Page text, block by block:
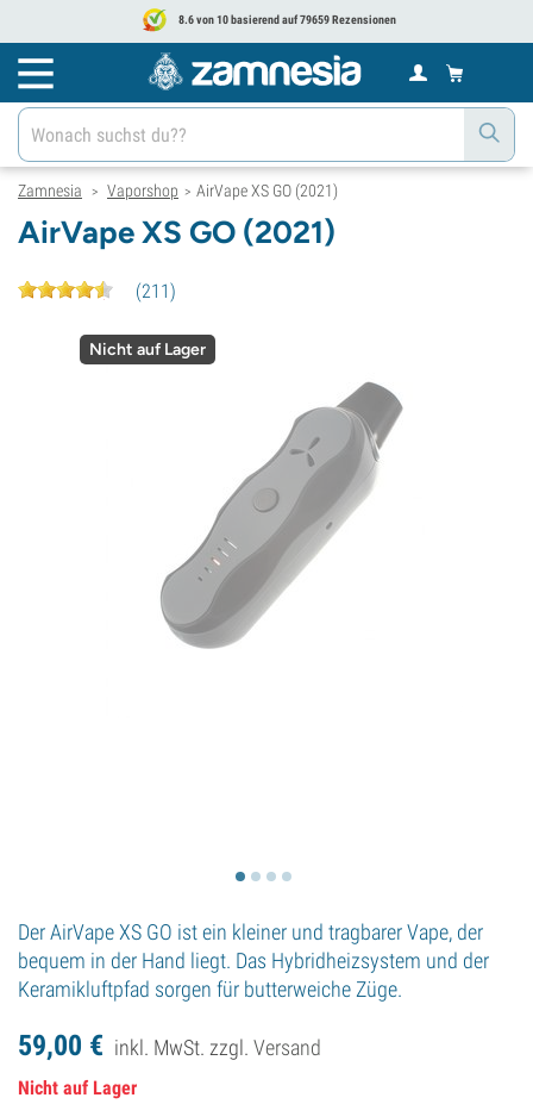
8.6 von 10 basierend auf 79659 Rezensionen
Zamnesia > Vaporshop > AirVape XS GO (2021)
AirVape XS GO (2021)
(211)
Nicht auf Lager
Der AirVape XS GO ist ein kleiner und tragbarer Vape, der
bequem in der Hand liegt. Das Hybridheizsystem und der
Keramikluftpfad sorgen für butterweiche Züge.
59,00 € inkl. MwSt. zzgl. Versand
Nicht auf Lager